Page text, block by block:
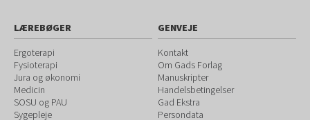
LÆREBØGER
Ergoterapi
Fysioterapi
Jura og økonomi
Medicin
SOSU og PAU
Sygepleje
GENVEJE
Kontakt
Om Gads Forlag
Manuskripter
Handelsbetingelser
Gad Ekstra
Persondata